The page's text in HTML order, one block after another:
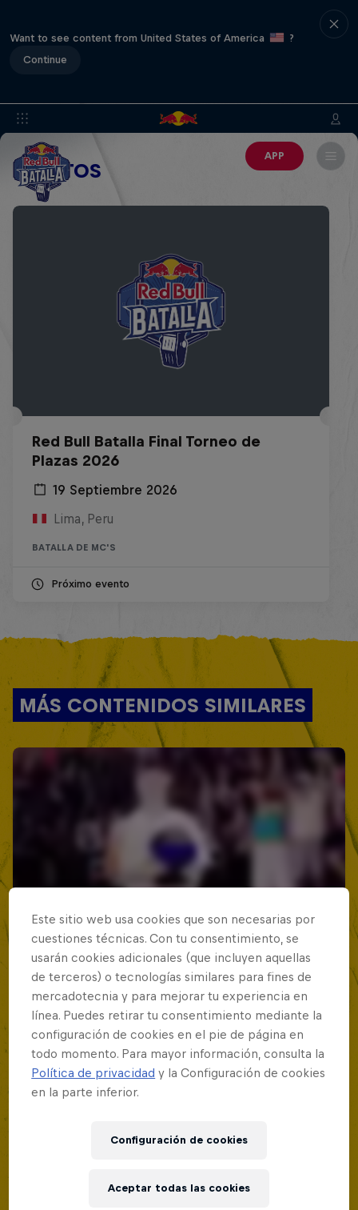
Want to see content from United States of America
?
Continue
APP
EVENTOS
Red Bull Batalla Final Torneo de
Plazas 2026
19 Septiembre 2026
Lima, Peru
BATALLA DE MC'S
Próximo evento
MÁS CONTENIDOS SIMILARES
Este sitio web usa cookies que son necesarias por
cuestiones técnicas. Con tu consentimiento, se
usarán cookies adicionales (que incluyen aquellas
de terceros) o tecnologías similares para fines de
mercadotecnia y para mejorar tu experiencia en
línea. Puedes retirar tu consentimiento mediante la
configuración de cookies en el pie de página en
todo momento. Para mayor información, consulta la
Política de privacidad y la Configuración de cookies
en la parte inferior.
Configuración de cookies
Aceptar todas las cookies